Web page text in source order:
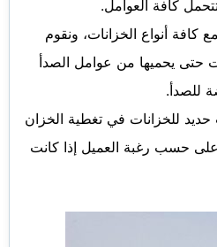
كافة العوامل.
كافة أنواع الخزانات، ونقوم
حتى يحميها من عوامل الصدأ
للصدأ.
للخزانات في تغطية الخزان
على حسب رغبة العميل إذا كانت